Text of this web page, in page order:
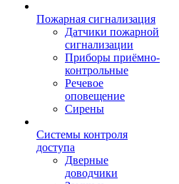
Пожарная сигнализация
Датчики пожарной
сигнализации
Приборы приёмно-
контрольные
Речевое
оповещение
Сирены
Системы контроля
доступа
Дверные
доводчики